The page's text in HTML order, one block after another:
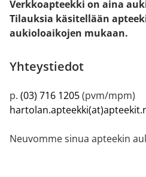
Verkkoapteekki on aina
Tilauksia käsitellään
aukioloaikojen mukaan.
Yhteystiedot
p. (03) 716 1205(pvm/mpm)
Neuvomme sinua apteekin